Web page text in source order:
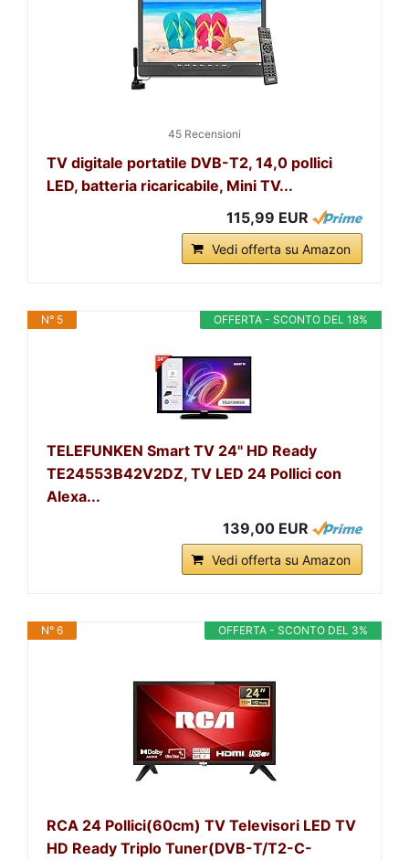
45 Recensioni
TV digitale portatile DVB-T2, 14,0 pollici
LED, batteria ricaricabile, Mini TV...
115,99 EUR
Vedi offerta su Amazon
OFFERTA - SCONTO DEL 18%
N° 5
TELEFUNKEN Smart TV 24" HD Ready
TE24553B42V2DZ, TV LED 24 Pollici con
Alexa...
139,00 EUR
Vedi offerta su Amazon
OFFERTA - SCONTO DEL 3%
N° 6
RCA 24 Pollici(60cm) TV Televisori LED TV
HD Ready Triplo Tuner(DVB-T/T2-C-